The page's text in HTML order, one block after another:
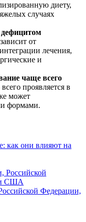
диету,
случаях
дефицитом
от
лечения,
и
чаще всего
проявляется в
может
формами.
как они влияют на
Федерации,